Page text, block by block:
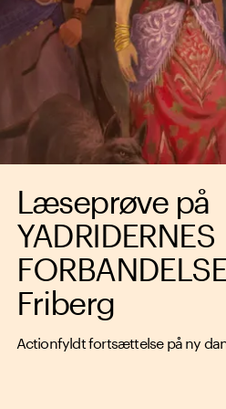
Læseprøve på
YADRIDERNES
Friberg
Actionfyldt fortsættelse på ny